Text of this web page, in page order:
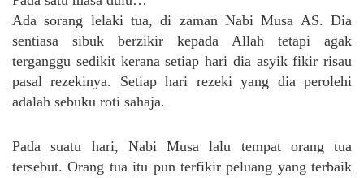
Ada sorang lelaki tua, di zaman Nabi Musa AS. Dia
sentiasa sibuk berzikir kepada Allah tetapi agak
terganggu sedikit kerana setiap hari dia asyik fikir risau
pasal rezekinya. Setiap hari rezeki yang dia perolehi
adalah sebuku roti sahaja.
Pada suatu hari, Nabi Musa lalu tempat orang tua
tersebut. Orang tua itu pun terfikir peluang yang terbaik